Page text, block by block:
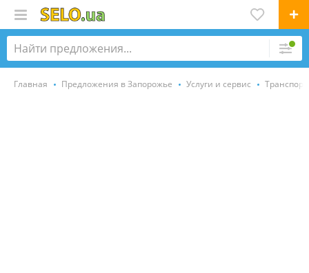
Главная Предложения в Запорожье Услуги и сервис